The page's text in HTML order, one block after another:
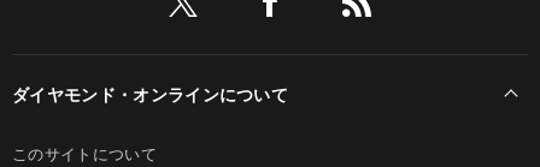
ダイヤモンド・オンラインについて
このサイトについて